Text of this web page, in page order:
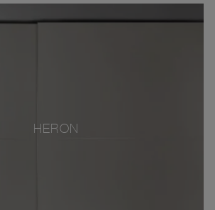
HERON